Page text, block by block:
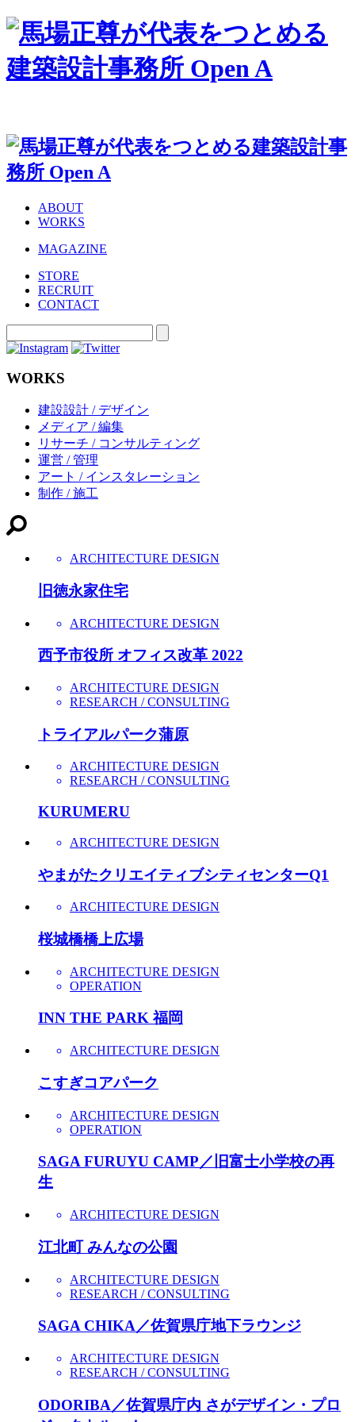
ABOUT
WORKS
MAGAZINE
STORE
RECRUIT
CONTACT
WORKS
建設設計 / デザイン
メディア / 編集
リサーチ / コンサルティング
運営 / 管理
アート / インスタレーション
制作 / 施工
ARCHITECTURE DESIGN
旧徳永家住宅
ARCHITECTURE DESIGN
西予市役所 オフィス改革 2022
ARCHITECTURE DESIGN
RESEARCH / CONSULTING
トライアルパーク蒲原
ARCHITECTURE DESIGN
RESEARCH / CONSULTING
KURUMERU
ARCHITECTURE DESIGN
やまがたクリエイティブシティセンターQ1
ARCHITECTURE DESIGN
桜城橋橋上広場
ARCHITECTURE DESIGN
OPERATION
INN THE PARK 福岡
ARCHITECTURE DESIGN
こすぎコアパーク
ARCHITECTURE DESIGN
OPERATION
SAGA FURUYU CAMP／旧富士小学校の再
生
ARCHITECTURE DESIGN
江北町 みんなの公園
ARCHITECTURE DESIGN
RESEARCH / CONSULTING
SAGA CHIKA／佐賀県庁地下ラウンジ
ARCHITECTURE DESIGN
RESEARCH / CONSULTING
ODORIBA／佐賀県庁内 さがデザイン・プロ